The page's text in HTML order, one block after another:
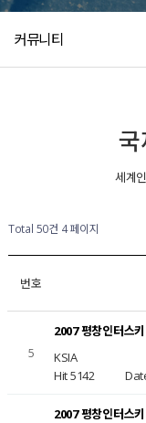
커뮤니티
국
세계
Total 50건 4 페이지
번호
5
2007 평창인터스
KSIA
Hit 5142
2007 평창인터스